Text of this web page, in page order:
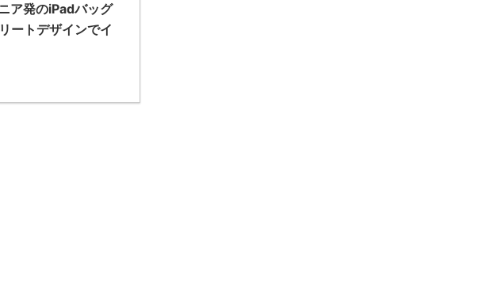
ア発のiPadバッグ
ートデザインでイ